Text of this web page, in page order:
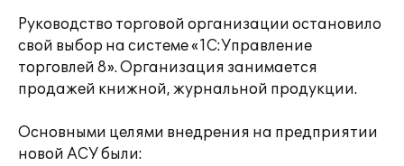
Руководство торговой организации остановило
свой выбор на системе «1С:Управление
торговлей 8». Организация занимается
продажей книжной, журнальной продукции.
Основными целями внедрения на предприятии
новой АСУ были: